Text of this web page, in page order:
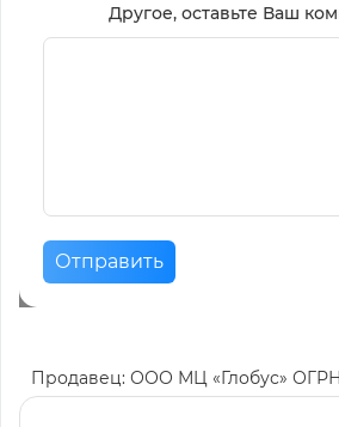
Другое, оставьте Ваш
Отправить
Продавец: ООО МЦ «Глобус»